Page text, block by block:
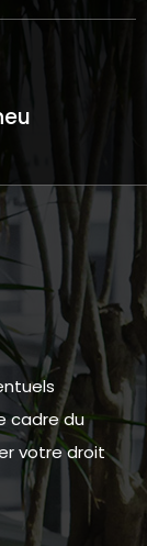
cadre du
votre droit